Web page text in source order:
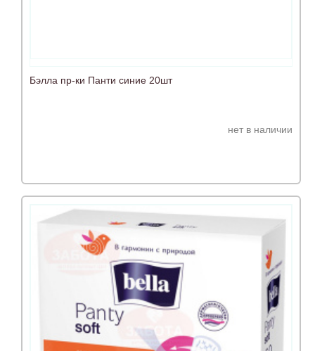
Бэлла пр-ки Панти синие 20шт
нет в наличии